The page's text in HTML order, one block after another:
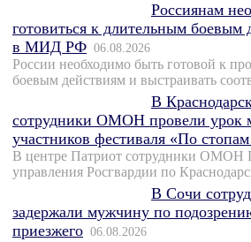
Россиянам
готовиться к длительным боевым
в МИД РФ 06.08.2026
России необходимо быть готовой к
боевым действиям и выстраивать
В
сотрудники ОМОН провели урок
участников фестиваля «По стопам
В центре Патриот сотрудники ОМОН
управления Росгвардии по
В Сочи
задержали мужчину по
приезжего 06.08.2026